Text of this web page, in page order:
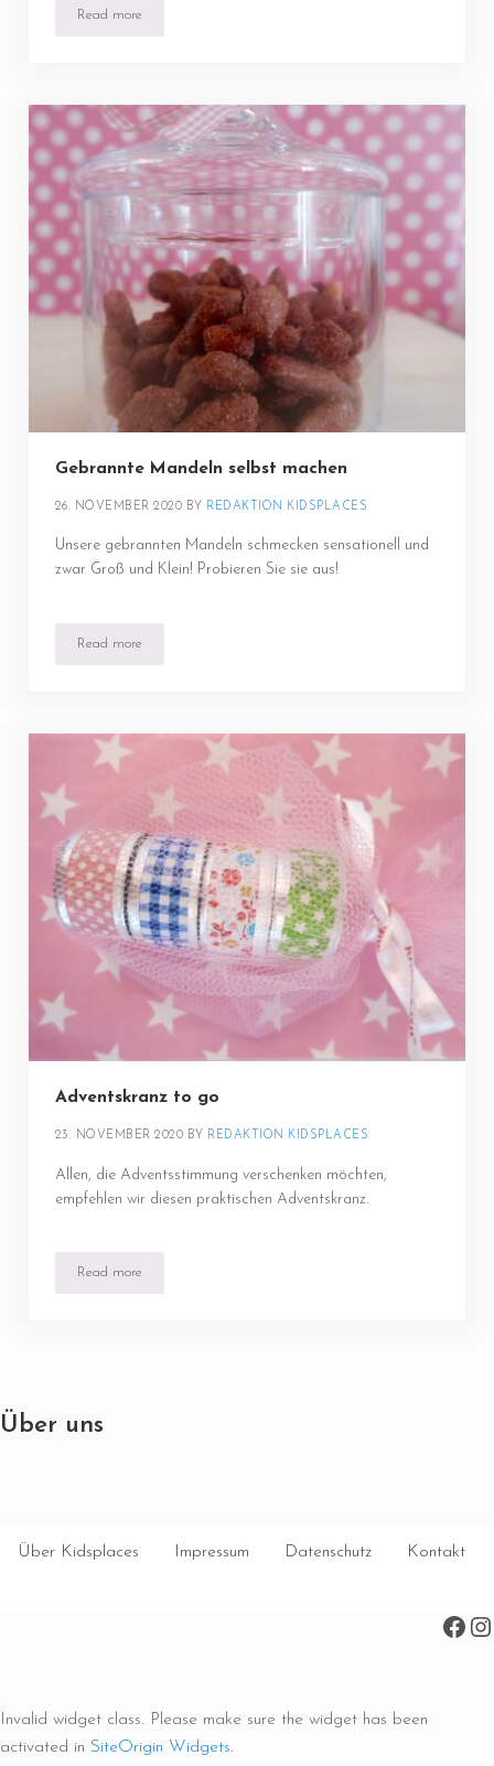
Read moreSchoko-Männer
Gebrannte Mandeln selbst machen
26. NOVEMBER 2020 BY REDAKTION KIDSPLACES
Unsere gebrannten Mandeln schmecken sensationell und
zwar Groß und Klein! Probieren Sie sie aus!
Read moreGebrannte Mandeln selbst machen
Adventskranz to go
23. NOVEMBER 2020 BY REDAKTION KIDSPLACES
Allen, die Adventsstimmung verschenken möchten,
empfehlen wir diesen praktischen Adventskranz.
Read moreAdventskranz to go
Über uns
Über Kidsplaces Impressum Datenschutz Kontakt
Invalid widget class. Please make sure the widget has been
activated in SiteOrigin Widgets.